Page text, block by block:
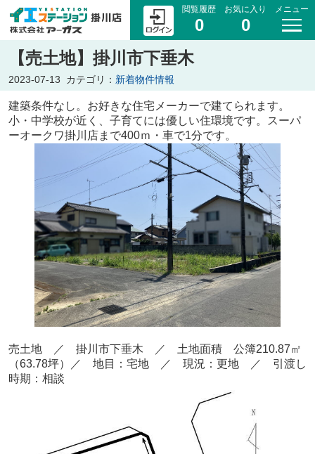
閲覧履歴
0
お気に入り
0
メニュー
【売土地】掛川市下垂木
2023-07-13 カテゴリ： 新着物件情報
建築条件なし。お好きな住宅メーカーで建てられます。
小・中学校が近く、子育てには優しい住環境です。スーパ
ーオークワ掛川店まで400ｍ・車で1分です。
売土地 ／ 掛川市下垂木 ／ 土地面積 公簿210.87㎡
（63.78坪）
／ 地目：宅地 ／ 現況：更地 ／ 引渡し
時期：相談